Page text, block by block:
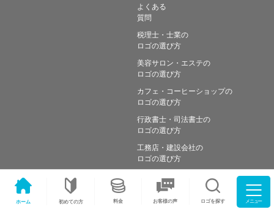
ホーム 初めての方 料金 お客様の声 ロゴを探す メニュー
よくある
質問
税理士・士業の
ロゴの選び方
美容サロン・エステの
ロゴの選び方
カフェ・コーヒーショップの
ロゴの選び方
行政書士・司法書士の
ロゴの選び方
工務店・建設会社の
ロゴの選び方
Copyright © Simple works Inc. All Rights Reserved.